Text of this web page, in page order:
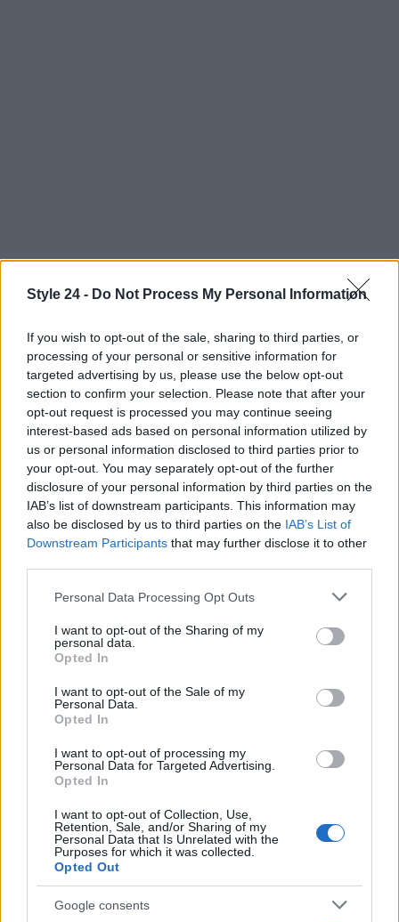
Style 24 - Do Not Process My Personal Information
If you wish to opt-out of the sale, sharing to third parties, or
processing of your personal or sensitive information for
targeted advertising by us, please use the below opt-out
section to confirm your selection. Please note that after your
opt-out request is processed you may continue seeing
interest-based ads based on personal information utilized by
us or personal information disclosed to third parties prior to
your opt-out. You may separately opt-out of the further
disclosure of your personal information by third parties on the
IAB’s list of downstream participants. This information may
also be disclosed by us to third parties on the IAB’s List of
Downstream Participants that may further disclose it to other
Please note that this website/app uses one or more Google
not limited to your visit or usage behaviour. You may click to
grant or deny consent to Google and its third-party tags to
use your data for below specified purposes in below Google
consent section.
Personal Data Processing Opt Outs
I want to opt-out of the Sharing of my
personal data.
Opted In
I want to opt-out of the Sale of my
Personal Data.
Opted In
I want to opt-out of processing my
Personal Data for Targeted Advertising.
Opted In
I want to opt-out of Collection, Use,
Retention, Sale, and/or Sharing of my
Personal Data that Is Unrelated with the
Purposes for which it was collected.
Opted Out
Google consents
AUTORE
Staff
Continua a leggere
LIFESTYLE